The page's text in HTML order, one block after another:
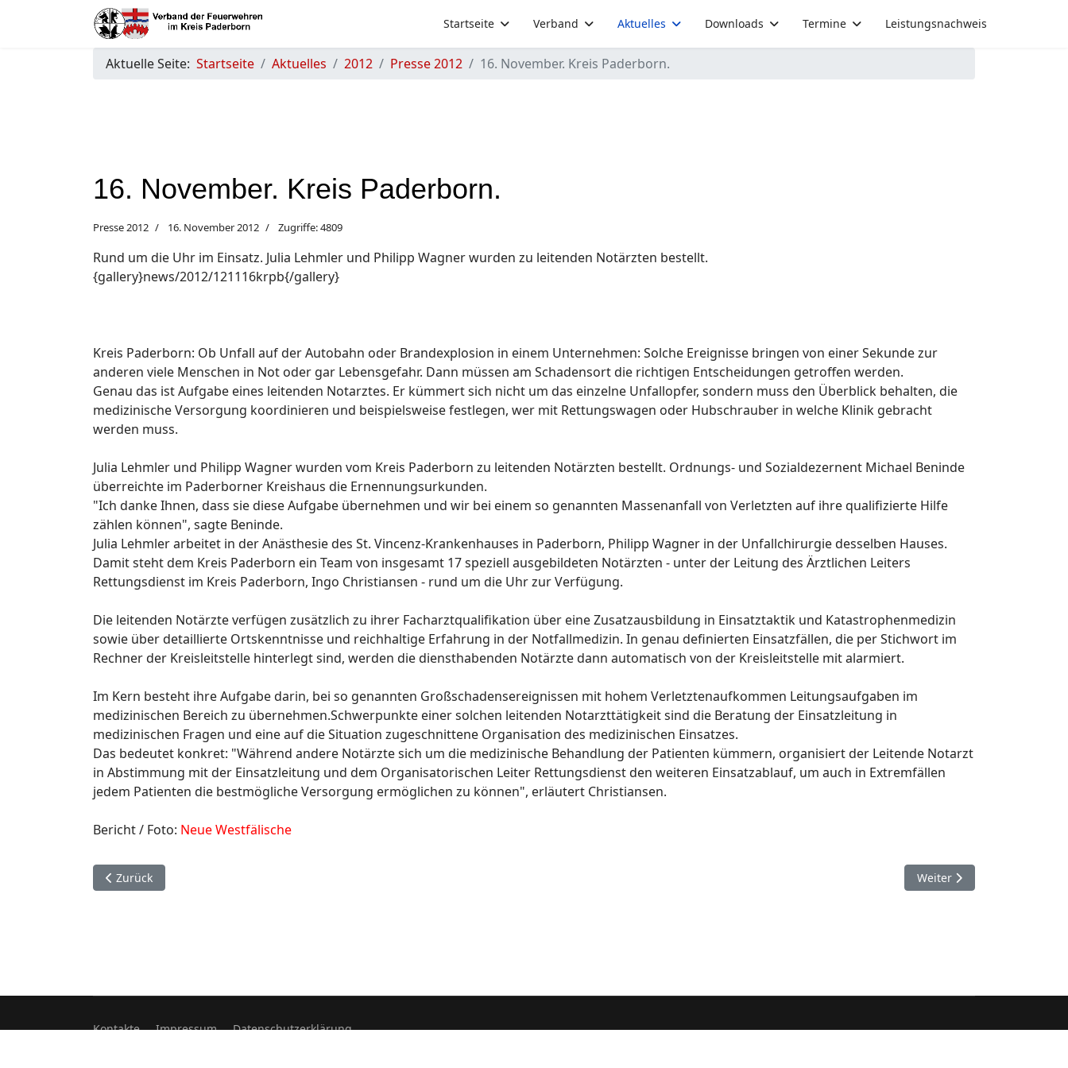
Startseite Verband Aktuelles Downloads Termine Leistungsnachweis
Aktuelle Seite: Startseite Aktuelles 2012 Presse 2012 16. November. Kreis Paderborn.
16. November. Kreis Paderborn.
Presse 2012 16. November 2012 Zugriffe: 4809
Rund um die Uhr im Einsatz. Julia Lehmler und Philipp Wagner wurden zu leitenden Notärzten bestellt.
{gallery}news/2012/121116krpb{/gallery}
Kreis Paderborn: Ob Unfall auf der Autobahn oder Brandexplosion in einem Unternehmen: Solche Ereignisse bringen von einer Sekunde zur
anderen viele Menschen in Not oder gar Lebensgefahr. Dann müssen am Schadensort die richtigen Entscheidungen getroffen werden.
Genau das ist Aufgabe eines leitenden Notarztes. Er kümmert sich nicht um das einzelne Unfallopfer, sondern muss den Überblick behalten, die
medizinische Versorgung koordinieren und beispielsweise festlegen, wer mit Rettungswagen oder Hubschrauber in welche Klinik gebracht
werden muss.
Julia Lehmler und Philipp Wagner wurden vom Kreis Paderborn zu leitenden Notärzten bestellt. Ordnungs- und Sozialdezernent Michael Beninde
überreichte im Paderborner Kreishaus die Ernennungsurkunden.
"Ich danke Ihnen, dass sie diese Aufgabe übernehmen und wir bei einem so genannten Massenanfall von Verletzten auf ihre qualifizierte Hilfe
zählen können", sagte Beninde.
Julia Lehmler arbeitet in der Anästhesie des St. Vincenz-Krankenhauses in Paderborn, Philipp Wagner in der Unfallchirurgie desselben Hauses.
Damit steht dem Kreis Paderborn ein Team von insgesamt 17 speziell ausgebildeten Notärzten - unter der Leitung des Ärztlichen Leiters
Rettungsdienst im Kreis Paderborn, Ingo Christiansen - rund um die Uhr zur Verfügung.
Die leitenden Notärzte verfügen zusätzlich zu ihrer Facharztqualifikation über eine Zusatzausbildung in Einsatztaktik und Katastrophenmedizin
sowie über detaillierte Ortskenntnisse und reichhaltige Erfahrung in der Notfallmedizin. In genau definierten Einsatzfällen, die per Stichwort im
Rechner der Kreisleitstelle hinterlegt sind, werden die diensthabenden Notärzte dann automatisch von der Kreisleitstelle mit alarmiert.
Im Kern besteht ihre Aufgabe darin, bei so genannten Großschadensereignissen mit hohem Verletztenaufkommen Leitungsaufgaben im
medizinischen Bereich zu übernehmen.Schwerpunkte einer solchen leitenden Notarzttätigkeit sind die Beratung der Einsatzleitung in
medizinischen Fragen und eine auf die Situation zugeschnittene Organisation des medizinischen Einsatzes.
Das bedeutet konkret: "Während andere Notärzte sich um die medizinische Behandlung der Patienten kümmern, organisiert der Leitende Notarzt
in Abstimmung mit der Einsatzleitung und dem Organisatorischen Leiter Rettungsdienst den weiteren Einsatzablauf, um auch in Extremfällen
jedem Patienten die bestmögliche Versorgung ermöglichen zu können", erläutert Christiansen.
Bericht / Foto: Neue Westfälische
Vorheriger Beitrag: 17. November. Hövelhof.
Zurück Nächster Beitrag: 15.
Weiter
Kontakte Impressum
Datenschutzerklärung